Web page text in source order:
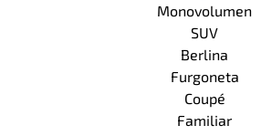
Monovolumen
SUV
Berlina
Furgoneta
Coupé
Familiar